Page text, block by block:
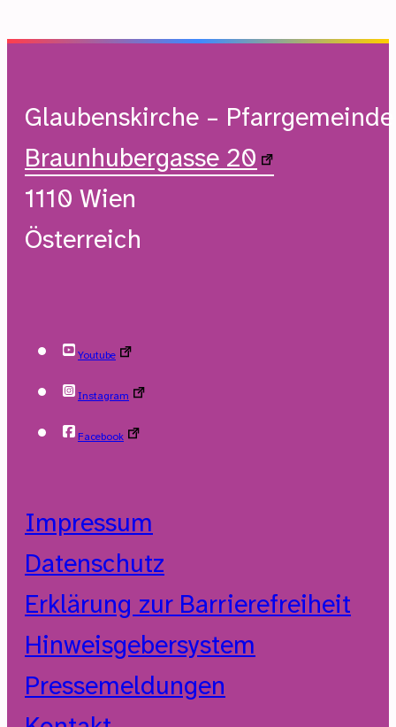
Glaubenskirche –
Braunhubergasse 20
1110 Wien
Österreich
Youtube
Instagram
Facebook
Impressum
Datenschutz
Erklärung zur Barrierefreiheit
Hinweisgebersystem
Pressemeldungen